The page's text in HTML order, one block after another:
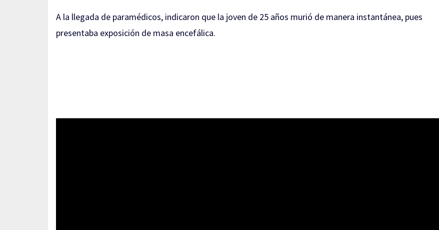
A la llegada de paramédicos, indicaron que la joven de 25 años murió de manera instantánea, pues
presentaba exposición de masa encefálica.